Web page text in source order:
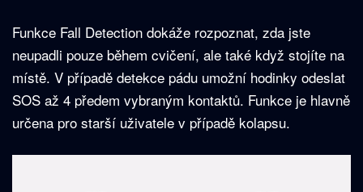
Funkce Fall Detection dokáže rozpoznat, zda jste
neupadli pouze během cvičení, ale také když stojíte na
místě. V případě detekce pádu umožní hodinky odeslat
SOS až 4 předem vybraným kontaktů. Funkce je hlavně
určena pro starší uživatele v případě kolapsu.